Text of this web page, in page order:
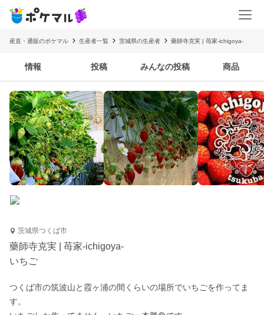
産直・通販のポケマル 生産者一覧 茨城県の生産者 藥師寺克実 | 苺家-ichigoya-
情報 投稿 みんなの投稿 商品
茨城県つくば市
藥師寺克実 | 苺家-ichigoya-
いちご
つくば市の筑波山と霞ヶ浦の間くらいの場所でいちごを作ってま
す。